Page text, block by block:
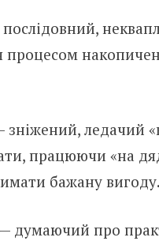
процесом
ледачий
працюючи «на
бажану вигоду.
— думаючий про